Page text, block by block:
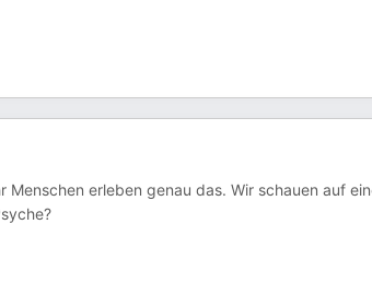
Menschen erleben genau das. Wir schauen auf